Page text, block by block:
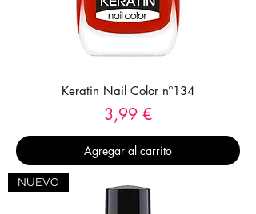
Keratin Nail Color nº134
Precio
3,99 €
Agregar al carrito
NUEVO